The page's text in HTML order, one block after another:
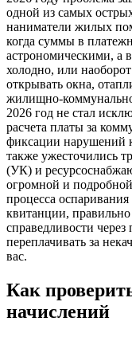
одной из самых
наниматели жилых
когда суммы в
астрономическими, а
холодно, или
открывать окна,
жилищно-
2026 год не стал
расчета платы за
фиксации нарушений
также ужесточились
(УК) и
огромной и подробной
процесса
квитанции,
справедливости через
переплачивать за
вас.
Как
начислений